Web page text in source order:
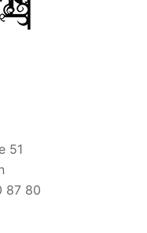
51
87 80